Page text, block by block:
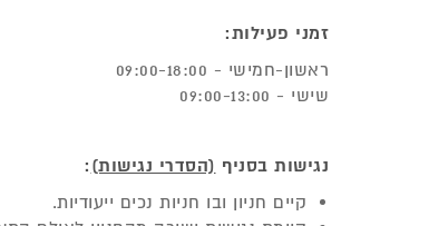
זמני פעילות:
ראשון-חמישי - 09:00-18:00
שישי - 09:00-13:00
נגישות בסניף (הסדרי נגישות) :
קיים חניון ובו חניות נכים ייעודיות.